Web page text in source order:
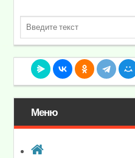
Меню